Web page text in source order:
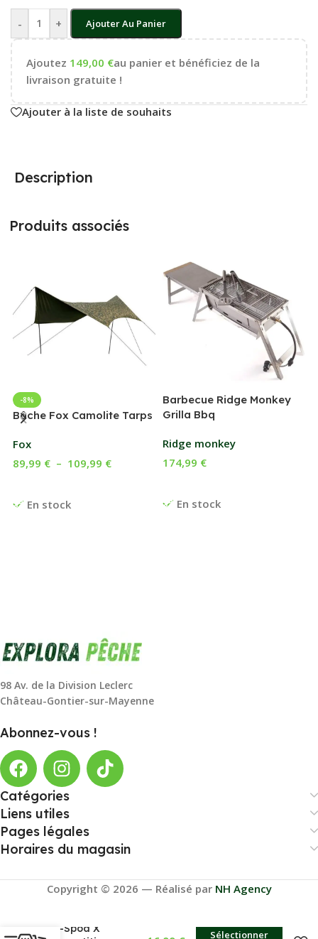
- + Ajouter Au Panier
Ajoutez 149,00 €au panier et bénéficiez de la
livraison gratuite !
Ajouter à la liste de souhaits
Description
Produits associés
-8%
Bâche Fox Camolite Tarps
Fox
En stock
89,99 € – 109,99 €
Barbecue Ridge Monkey
Grilla Bbq
Ridge monkey
En stock
174,99 €
98 Av. de la Division Leclerc
Château-Gontier-sur-Mayenne
Abonnez-vous !
Catégories
Liens utiles
Pages légales
Horaires du magasin
Copyright © 2026 — Réalisé par NH Agency
Tri-Spod X
Sélectionner